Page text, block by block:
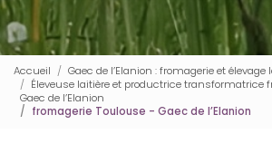
Accueil
Gaec de l’Elanion : fromagerie et
Éleveuse laitière et productrice transformatrice
Gaec de l’Elanion
fromagerie Toulouse - Gaec de l’Elanion